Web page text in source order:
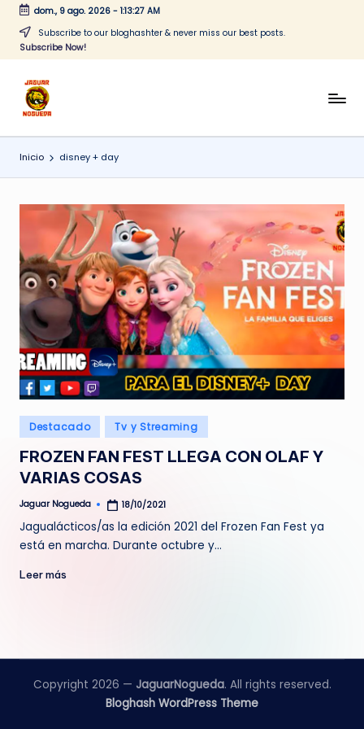
Saltar
dom., 9 ago. 2026- 1:13:27 AM
Subscribe to our bloghashter & never miss our best posts.
Subscribe Now!
J
a
g
a
r
N
o
g
u
e
d
a
CONTENIDO
Inicio disney + day
Publicado
en
Destacado Tv y Streaming
FROZEN FAN FEST LLEGA CON OLAF Y
VARIAS COSAS
Publicado
Jaguar Nogueda 18/10/2021
Jagualácticos/as la edición 2021 del Frozen Fan Fest ya
está en marcha. Durante octubre y…
Leer más
Copyright 2026 — JaguarNogueda. All rights reserved.
Bloghash WordPress Theme